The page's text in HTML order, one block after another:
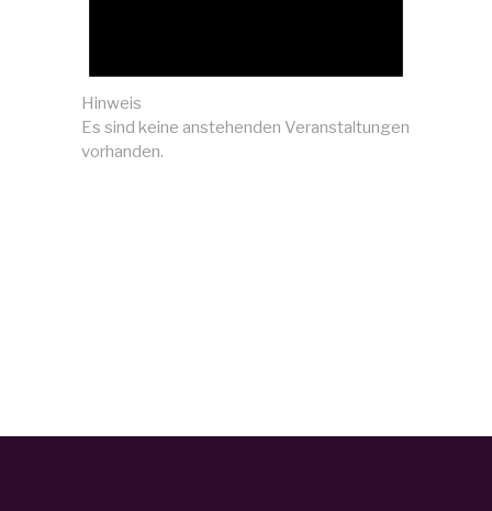
Hinweis
Es sind keine anstehenden Veranstaltungen
vorhanden.